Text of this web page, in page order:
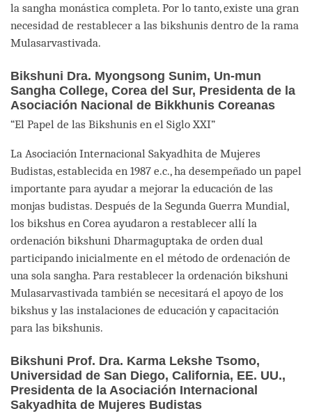
la sangha monástica completa. Por lo tanto, existe una gran
necesidad de restablecer a las bikshunis dentro de la rama
Mulasarvastivada.
Bikshuni Dra. Myongsong Sunim, Un-mun
Sangha College, Corea del Sur, Presidenta de la
Asociación Nacional de Bikkhunis Coreanas
“El Papel de las Bikshunis en el Siglo XXI”
La Asociación Internacional Sakyadhita de Mujeres
Budistas, establecida en 1987 e.c., ha desempeñado un papel
importante para ayudar a mejorar la educación de las
monjas budistas. Después de la Segunda Guerra Mundial,
los bikshus en Corea ayudaron a restablecer allí la
ordenación bikshuni Dharmaguptaka de orden dual
participando inicialmente en el método de ordenación de
una sola sangha. Para restablecer la ordenación bikshuni
Mulasarvastivada también se necesitará el apoyo de los
bikshus y las instalaciones de educación y capacitación
para las bikshunis.
Bikshuni Prof. Dra. Karma Lekshe Tsomo,
Universidad de San Diego, California, EE. UU.,
Presidenta de la Asociación Internacional
Sakyadhita de Mujeres Budistas